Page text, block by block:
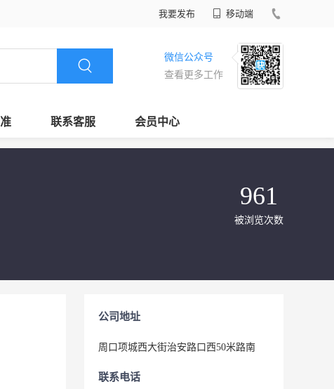
我要发布 移动端
微信公众号
查看更多工作
联系客服 会员中心
961
被浏览次数
公司地址
周口项城西大街治安路口西50米路南
联系电话